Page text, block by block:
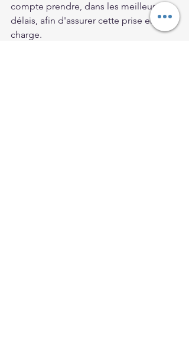
compte prendre, dans les meilleurs
délais, afin d'assurer cette prise en
charge.